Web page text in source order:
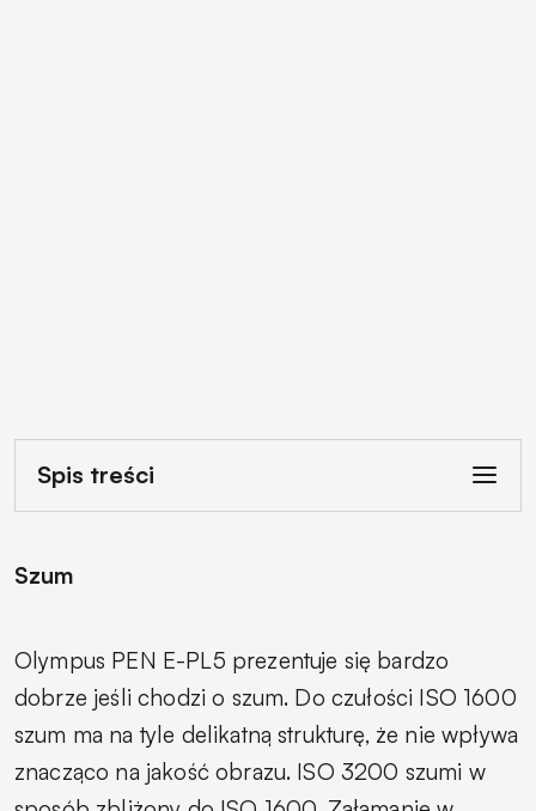
Spis treści
Szum
Olympus PEN E-PL5 prezentuje się bardzo
dobrze jeśli chodzi o szum. Do czułości ISO 1600
szum ma na tyle delikatną strukturę, że nie wpływa
znacząco na jakość obrazu. ISO 3200 szumi w